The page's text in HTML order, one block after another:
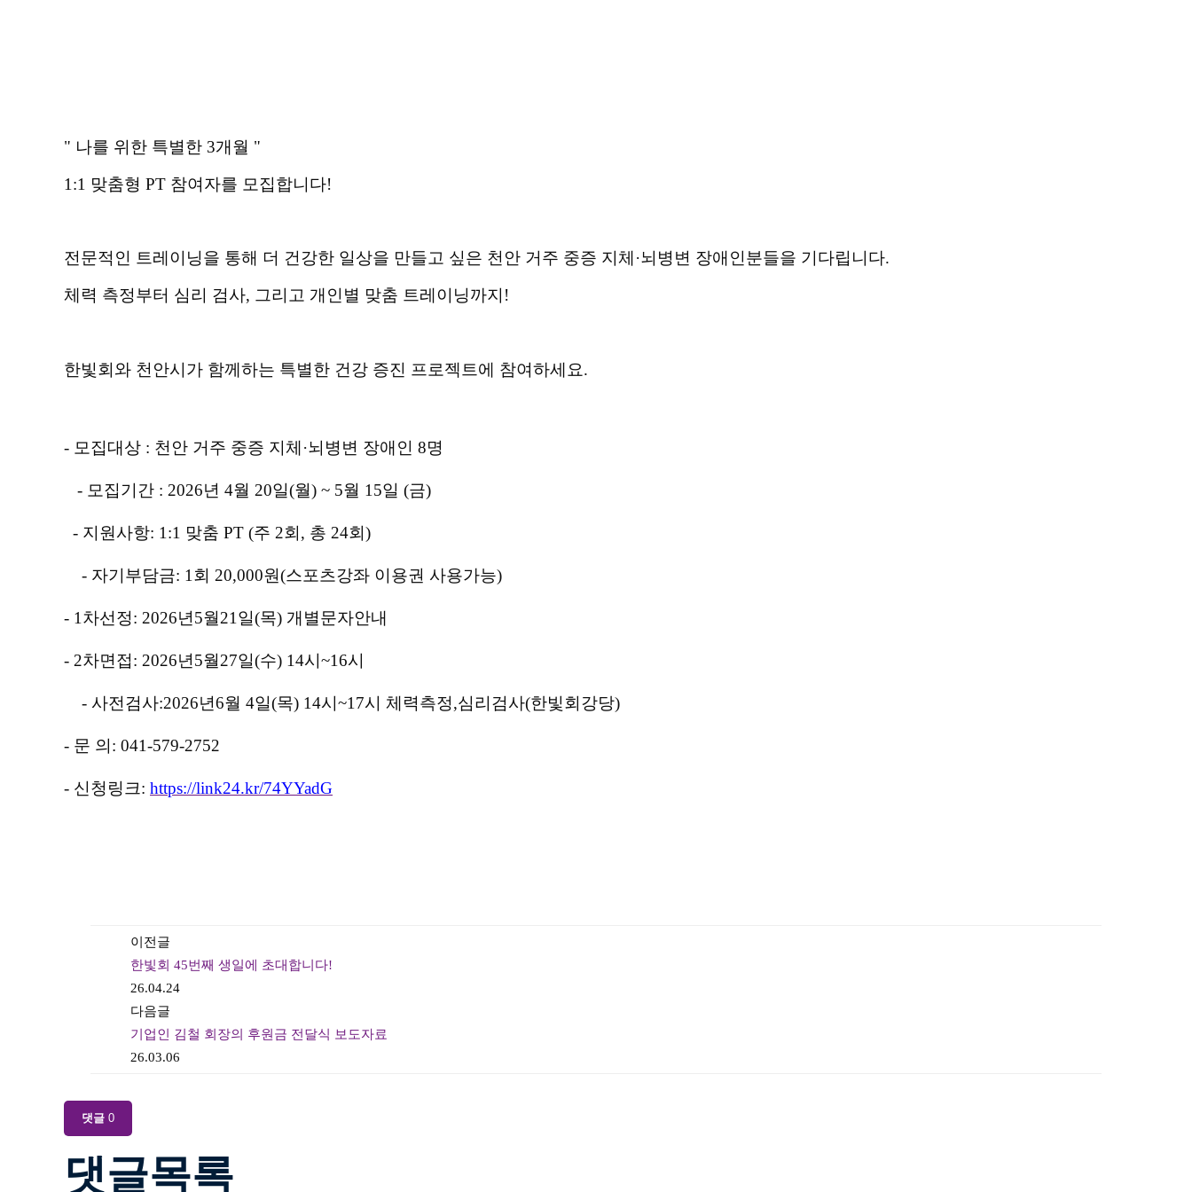
" 나를 위한 특별한 3개월 "
1:1 맞춤형 PT 참여자를 모집합니다!
전문적인 트레이닝을 통해 더 건강한 일상을 만들고 싶은 천안 거주 중증 지체 ·뇌병변 장애인분들을 기다립니다.
체력 측정부터 심리 검사, 그리고 개인별 맞춤 트레이닝까지 !
한빛회와 천안시가 함께하는 특별한 건강 증진 프로젝트에 참여하세요.
- 모집대상 : 천안 거주 중증 지체 ·뇌병변 장애인 8명
- 모집기간 : 2026년 4월 20일(월) ~ 5월 15일 (금)
- 지원사항: 1:1 맞춤 PT (주 2회 , 총 24회 )
- 자기부담금: 1 회 20,000원(스포츠강좌 이용권 사용가능)
- 1 차선정: 2026년 5월21 일(목) 개별문자안내
- 2차면접: 2026년 5월27일(수) 14시 ~16시
- 사전검사:2026년6월 4일(목) 14시 ~17시 체력측정,심리검사(한빛회강당)
- 문 의 : 041-579-2752
- 신청링크: https://link24.kr/74YYadG
이전글
한빛회 45번째 생일에 초대합니다!
26.04.24
다음글
기업인 김철 회장의 후원금 전달식 보도자료
26.03.06
댓글 0
댓글목록